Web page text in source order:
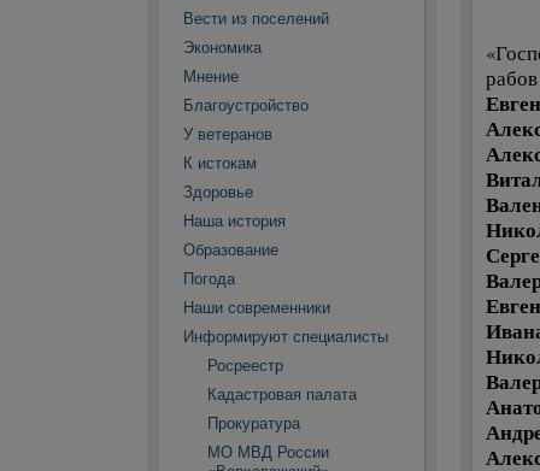
Вести из поселений
Экономика
Мнение
Благоустройство
У ветеранов
К истокам
Здоровье
Наша история
Образование
Погода
Наши современники
Информируют специалисты
Росреестр
Кадастровая палата
Прокуратура
МО МВД России